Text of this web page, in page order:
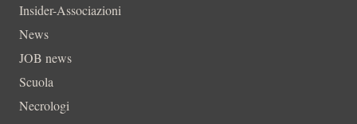
Insider-Associazioni
News
JOB news
Scuola
Necrologi